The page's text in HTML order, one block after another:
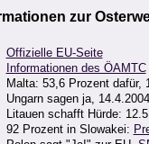
zur
Offizielle EU-Seite
Informationen des ÖAMTC
Malta: 53,6 Prozent dafür,
Ungarn sagen ja,
Litauen schafft Hürde:
92 Prozent in Slowakei: